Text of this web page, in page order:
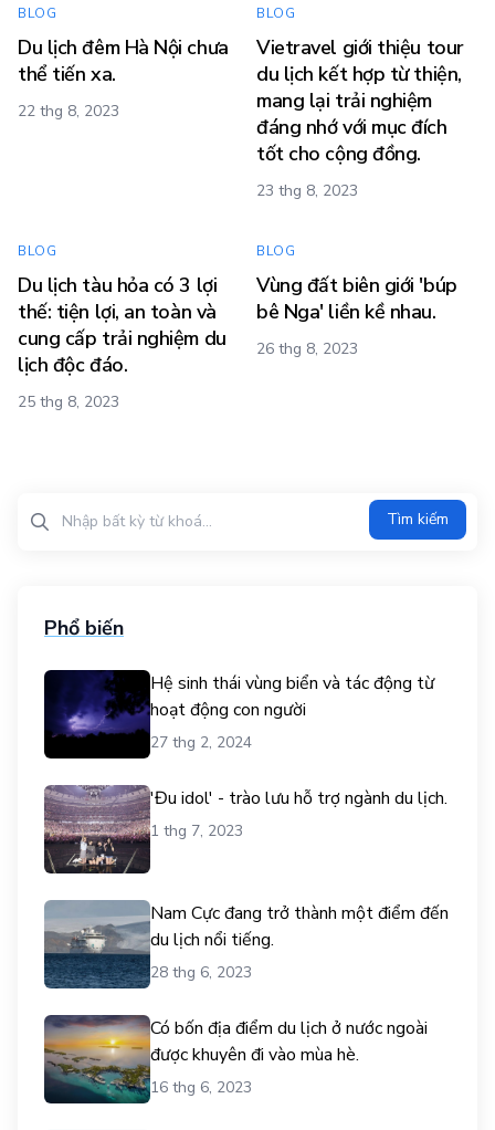
BLOG
Du lịch đêm Hà Nội chưa
thể tiến xa.
22 thg 8, 2023
BLOG
Vietravel giới thiệu tour
du lịch kết hợp từ thiện,
mang lại trải nghiệm
đáng nhớ với mục đích
tốt cho cộng đồng.
23 thg 8, 2023
BLOG
Du lịch tàu hỏa có 3 lợi
thế: tiện lợi, an toàn và
cung cấp trải nghiệm du
lịch độc đáo.
25 thg 8, 2023
BLOG
Vùng đất biên giới 'búp
bê Nga' liền kề nhau.
26 thg 8, 2023
Tìm kiếm
Phổ biến
Hệ sinh thái vùng biển và tác động từ
hoạt động con người
27 thg 2, 2024
'Đu idol' - trào lưu hỗ trợ ngành du lịch.
1 thg 7, 2023
Nam Cực đang trở thành một điểm đến
du lịch nổi tiếng.
28 thg 6, 2023
Có bốn địa điểm du lịch ở nước ngoài
được khuyên đi vào mùa hè.
16 thg 6, 2023